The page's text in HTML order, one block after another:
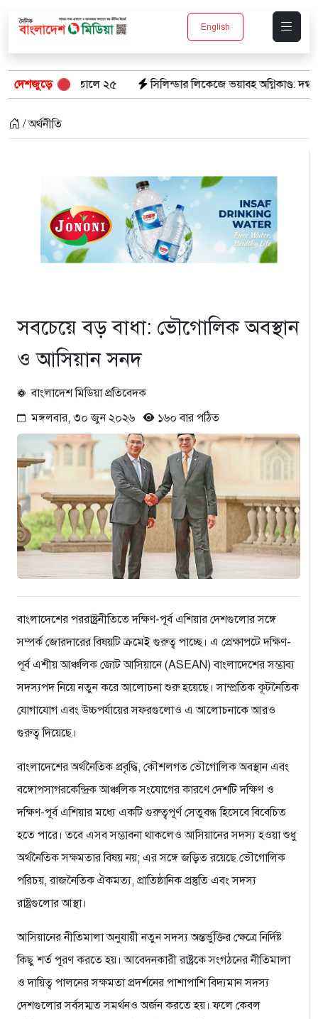
English
দেশজুড়ে
২৫ সিলিন্ডার লিকেজে ভয়াবহ অগ্নিকাণ্ড: দগ্ধ ৩ জনের অবস্থা
/ অর্থনীতি
সবচেয়ে বড় বাধা: ভৌগোলিক অবস্থান
ও আসিয়ান সনদ
বাংলাদেশ মিডিয়া প্রতিবেদক
মঙ্গলবার, ৩০ জুন ২০২৬
১৬০ বার পঠিত
বাংলাদেশের পররাষ্ট্রনীতিতে দক্ষিণ-পূর্ব এশিয়ার দেশগুলোর সঙ্গে
সম্পর্ক জোরদারের বিষয়টি ক্রমেই গুরুত্ব পাচ্ছে। এ প্রেক্ষাপটে দক্ষিণ-
পূর্ব এশীয় আঞ্চলিক জোট আসিয়ানে (ASEAN) বাংলাদেশের সম্ভাব্য
সদস্যপদ নিয়ে নতুন করে আলোচনা শুরু হয়েছে। সাম্প্রতিক কূটনৈতিক
যোগাযোগ এবং উচ্চপর্যায়ের সফরগুলোও এ আলোচনাকে আরও
গুরুত্ব দিয়েছে।
বাংলাদেশের অর্থনৈতিক প্রবৃদ্ধি, কৌশলগত ভৌগোলিক অবস্থান এবং
বঙ্গোপসাগরকেন্দ্রিক আঞ্চলিক সংযোগের কারণে দেশটি দক্ষিণ ও
দক্ষিণ-পূর্ব এশিয়ার মধ্যে একটি গুরুত্বপূর্ণ সেতুবন্ধ হিসেবে বিবেচিত
হতে পারে। তবে এসব সম্ভাবনা থাকলেও আসিয়ানের সদস্য হওয়া শুধু
অর্থনৈতিক সক্ষমতার বিষয় নয়; এর সঙ্গে জড়িত রয়েছে ভৌগোলিক
পরিচয়, রাজনৈতিক ঐকমত্য, প্রাতিষ্ঠানিক প্রস্তুতি এবং সদস্য
রাষ্ট্রগুলোর আস্থা।
আসিয়ানের নীতিমালা অনুযায়ী নতুন সদস্য অন্তর্ভুক্তির ক্ষেত্রে নির্দিষ্ট
কিছু শর্ত পূরণ করতে হয়। আবেদনকারী রাষ্ট্রকে সংগঠনের নীতিমালা
ও দায়িত্ব পালনের সক্ষমতা প্রদর্শনের পাশাপাশি বিদ্যমান সদস্য
দেশগুলোর সর্বসম্মত সমর্থনও অর্জন করতে হয়। ফলে কেবল